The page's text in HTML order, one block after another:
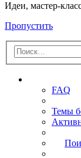
Идеи, мастер-
Пропустить
FAQ
Темы